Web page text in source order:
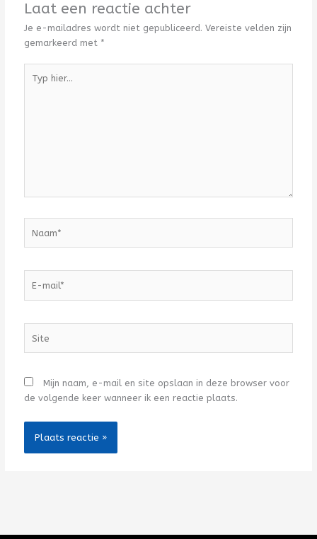
Laat een reactie achter
Je e-mailadres wordt niet gepubliceerd. Vereiste velden zijn
gemarkeerd met *
hier...
mail*
Mijn naam, e-mail en site opslaan in deze browser voor
de volgende keer wanneer ik een reactie plaats.